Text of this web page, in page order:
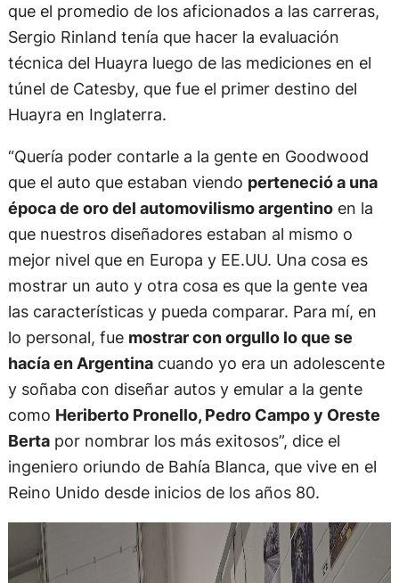
que el promedio de los aficionados a las carreras,
Sergio Rinland tenía que hacer la evaluación
técnica del Huayra luego de las mediciones en el
túnel de Catesby, que fue el primer destino del
Huayra en Inglaterra.
“Quería poder contarle a la gente en Goodwood
que el auto que estaban viendo perteneció a una
época de oro del automovilismo argentinoen la
que nuestros diseñadores estaban al mismo o
mejor nivel que en Europa y EE.UU. Una cosa es
mostrar un auto y otra cosa es que la gente vea
las características y pueda comparar. Para mí, en
lo personal, fue mostrar con orgullo lo que se
hacía en Argentinacuando yo era un adolescente
y soñaba con diseñar autos y emular a la gente
como Heriberto Pronello, Pedro Campo y Oreste
Bertapor nombrar los más exitosos”, dice el
ingeniero oriundo de Bahía Blanca, que vive en el
Reino Unido desde inicios de los años 80.